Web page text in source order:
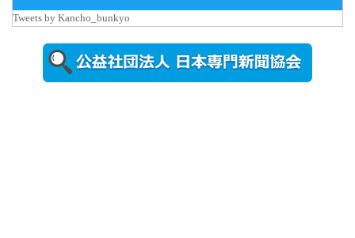
2026年8月5日
更新
農工大で大
Tweets by Kancho_bunkyo